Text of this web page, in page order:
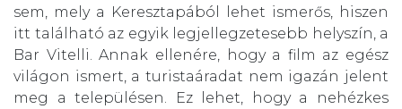
sem, mely a Keresztapából lehet ismerős, hiszen
itt található az egyik legjellegzetesebb helyszín, a
Bar Vitelli. Annak ellenére, hogy a film az egész
világon ismert, a turistaáradat nem igazán jelent
meg a településen. Ez lehet, hogy a nehézkes